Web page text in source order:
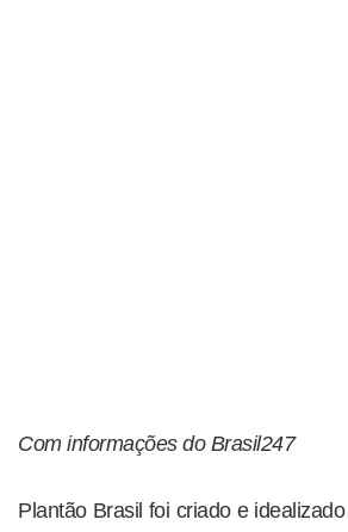
Com informações do Brasil247
Plantão Brasil foi criado e